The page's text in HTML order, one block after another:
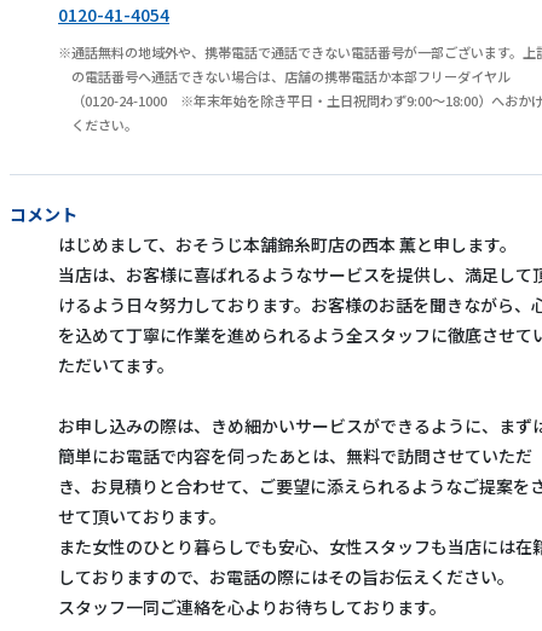
0120-41-4054
通話無料の地域外や、携帯電話で通話できない電話番号が一部ございます。上
の電話番号へ通話できない場合は、店舗の携帯電話か本部フリーダイヤル
（0120-24-1000 ※年末年始を除き平日・土日祝問わず9:00～18:00）へおか
ください。
コメント
はじめまして、おそうじ本舗錦糸町店の西本 薫と申します。
当店は、お客様に喜ばれるようなサービスを提供し、満足して
けるよう日々努力しております。お客様のお話を聞きながら、
を込めて丁寧に作業を進められるよう全スタッフに徹底させて
ただいてます。
お申し込みの際は、きめ細かいサービスができるように、まず
簡単にお電話で内容を伺ったあとは、無料で訪問させていただ
き、お見積りと合わせて、ご要望に添えられるようなご提案を
せて頂いております。
また女性のひとり暮らしでも安心、女性スタッフも当店には在
しておりますので、お電話の際にはその旨お伝えください。
スタッフ一同ご連絡を心よりお待ちしております。